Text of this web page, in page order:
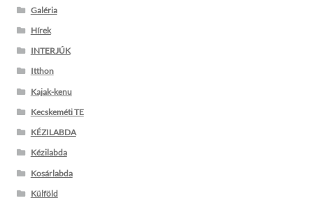
Galéria
Hírek
INTERJÚK
Itthon
Kajak-kenu
Kecskeméti TE
KÉZILABDA
Kézilabda
Kosárlabda
Külföld